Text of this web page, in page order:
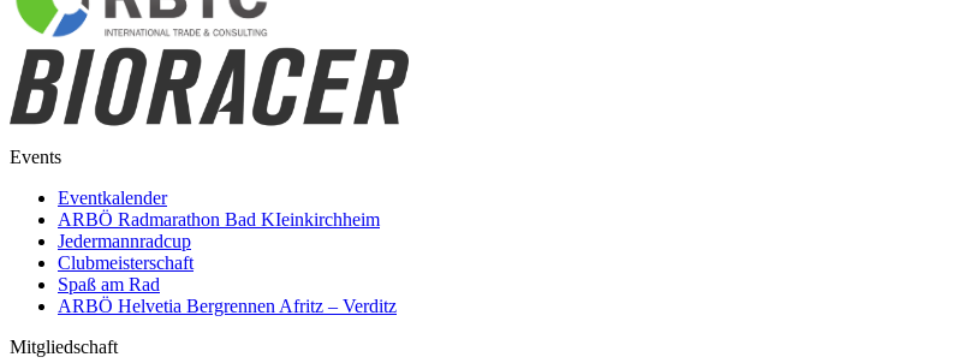
Events
Eventkalender
ARBÖ Radmarathon Bad KIeinkirchheim
Jedermannradcup
Clubmeisterschaft
Spaß am Rad
ARBÖ Helvetia Bergrennen Afritz – Verditz
Mitgliedschaft